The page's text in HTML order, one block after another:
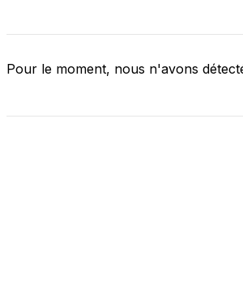
Pour le moment, nous n'avons